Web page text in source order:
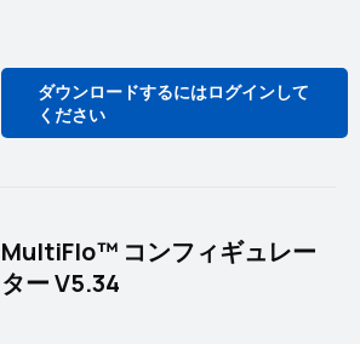
ダウンロードするにはログインして
ください
MultiFlo™ コンフィギュレー
ター V5.34